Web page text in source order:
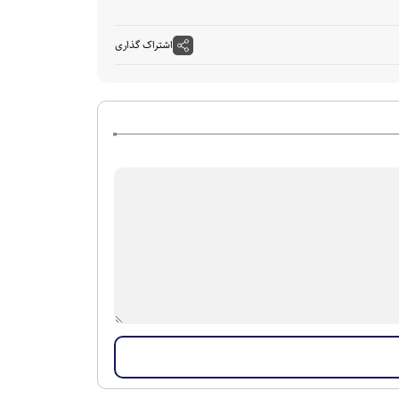
اشتراک گذاری